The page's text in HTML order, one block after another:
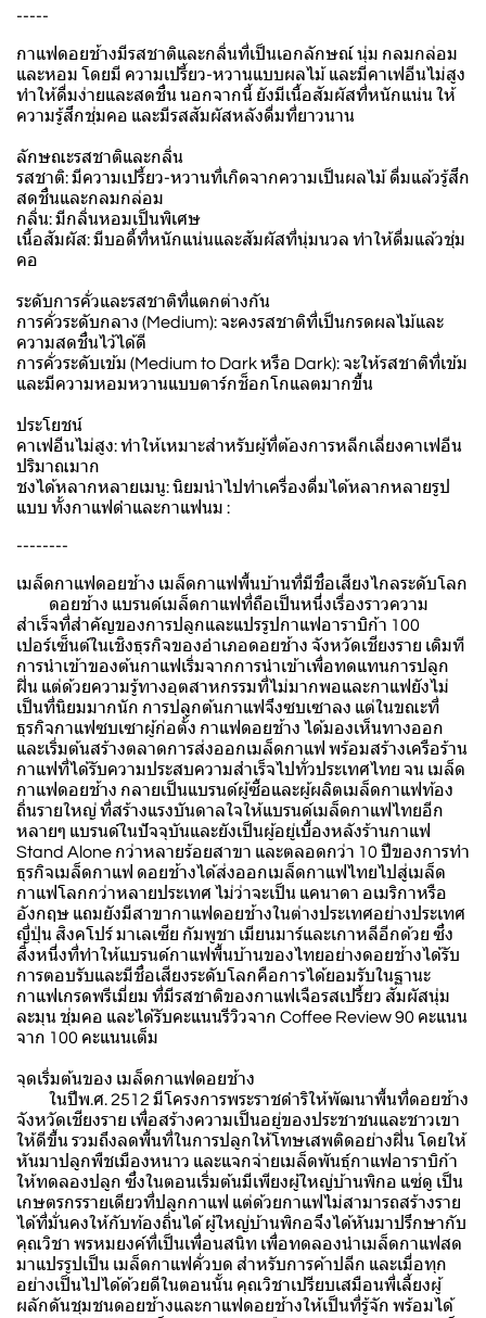
-----
กาแฟดอยช้างมีรสชาติและกลิ่นที่เป็นเอกลักษณ์ นุ่ม กลมกล่อม
และหอม โดยมี ความเปรี้ยว-หวานแบบผลไม้ และมีคาเฟอีนไม่สูง
ทำให้ดื่มง่ายและสดชื่น นอกจากนี้ ยังมีเนื้อสัมผัสที่หนักแน่น ให้
ความรู้สึกชุ่มคอ และมีรสสัมผัสหลังดื่มที่ยาวนาน
ลักษณะรสชาติและกลิ่น
รสชาติ: มีความเปรี้ยว-หวานที่เกิดจากความเป็นผลไม้ ดื่มแล้วรู้สึก
สดชื่นและกลมกล่อม
กลิ่น: มีกลิ่นหอมเป็นพิเศษ
เนื้อสัมผัส: มีบอดี้ที่หนักแน่นและสัมผัสที่นุ่มนวล ทำให้ดื่มแล้วชุ่ม
คอ
ระดับการคั่วและรสชาติที่แตกต่างกัน
การคั่วระดับกลาง (Medium): จะคงรสชาติที่เป็นกรดผลไม้และ
ความสดชื่นไว้ได้ดี
การคั่วระดับเข้ม (Medium to Dark หรือ Dark): จะให้รสชาติที่เข้ม
และมีความหอมหวานแบบดาร์กช็อกโกแลตมากขึ้น
ประโยชน์
คาเฟอีนไม่สูง: ทำให้เหมาะสำหรับผู้ที่ต้องการหลีกเลี่ยงคาเฟอีน
ปริมาณมาก
ชงได้หลากหลายเมนู: นิยมนำไปทำเครื่องดื่มได้หลากหลายรูป
แบบ ทั้งกาแฟดำและกาแฟนม :
--------
เมล็ดกาแฟดอยช้าง เมล็ดกาแฟพื้นบ้านที่มีชื่อเสียงไกลระดับโลก
ดอยช้าง แบรนด์เมล็ดกาแฟที่ถือเป็นหนึ่งเรื่องราวความ
สำเร็จที่สำคัญของการปลูกและแปรรูปกาแฟอาราบิก้า 100
เปอร์เซ็นต์ในเชิงธุรกิจของอำเภอดอยช้าง จังหวัดเชียงราย เดิมที
การนำเข้าของต้นกาแฟเริ่มจากการนำเข้าเพื่อทดแทนการปลูก
ฝิ่น แต่ด้วยความรู้ทางอุตสาหกรรมที่ไม่มากพอและกาแฟยังไม่
เป็นที่นิยมมากนัก การปลูกต้นกาแฟจึงซบเซาลง แต่ในขณะที่
ธุรกิจกาแฟซบเซาผู้ก่อตั้ง กาแฟดอยช้าง ได้มองเห็นทางออก
และเริ่มต้นสร้างตลาดการส่งออกเมล็ดกาแฟ พร้อมสร้างเครือร้าน
กาแฟที่ได้รับความประสบความสำเร็จไปทั่วประเทศไทย จน เมล็ด
กาแฟดอยช้าง กลายเป็นแบรนด์ผู้ซื้อและผู้ผลิตเมล็ดกาแฟท้อง
ถิ่นรายใหญ่ ที่สร้างแรงบันดาลใจให้แบรนด์เมล็ดกาแฟไทยอีก
หลายๆ แบรนด์ในปัจจุบันและยังเป็นผู้อยู่เบื้องหลังร้านกาแฟ
Stand Alone กว่าหลายร้อยสาขา และตลอดกว่า 10 ปีของการทำ
ธุรกิจเมล็ดกาแฟ ดอยช้างได้ส่งออกเมล็ดกาแฟไทยไปสู่เมล็ด
กาแฟโลกกว่าหลายประเทศ ไม่ว่าจะเป็น แคนาดา อเมริกาหรือ
อังกฤษ แถมยังมีสาขากาแฟดอยช้างในต่างประเทศอย่างประเทศ
ญี่ปุ่น สิงคโปร์ มาเลเซีย กัมพูชา เมียนมาร์และเกาหลีอีกด้วย ซึ่ง
สิ่งหนึ่งที่ทำให้แบรนด์กาแฟพื้นบ้านของไทยอย่างดอยช้างได้รับ
การตอบรับและมีชื่อเสียงระดับโลกคือการได้ยอมรับในฐานะ
กาแฟเกรดพรีเมี่ยม ที่มีรสชาติของกาแฟเจือรสเปรี้ยว สัมผัสนุ่ม
ละมุน ชุ่มคอ และได้รับคะแนนรีวิวจาก Coffee Review 90 คะแนน
จาก 100 คะแนนเต็ม
จุดเริ่มต้นของ เมล็ดกาแฟดอยช้าง
ในปีพ.ศ. 2512 มีโครงการพระราชดำริให้พัฒนาพื้นที่ดอยช้าง
จังหวัดเชียงราย เพื่อสร้างความเป็นอยู่ของประชาชนและชาวเขา
ให้ดีขึ้น รวมถึงลดพื้นที่ในการปลูกให้โทษเสพติดอย่างฝิ่น โดยให้
หันมาปลูกพืชเมืองหนาว และแจกจ่ายเมล็ดพันธุ์กาแฟอาราบิก้า
ให้ทดลองปลูก ซึ่งในตอนเริ่มต้นมีเพียงผู้ใหญ่บ้านพิกอ แซ่ดู เป็น
เกษตรกรรายเดียวที่ปลูกกาแฟ แต่ด้วยกาแฟไม่สามารถสร้างราย
ได้ที่มั่นคงให้กับท้องถิ่นได้ ผู้ใหญ่บ้านพิกอจึงได้หันมาปรึกษากับ
คุณวิชา พรหมยงค์ที่เป็นเพื่อนสนิท เพื่อทดลองนำเมล็ดกาแฟสด
มาแปรรูปเป็น เมล็ดกาแฟคั่วบด สำหรับการค้าปลีก และเมื่อทุก
อย่างเป็นไปได้ด้วยดีในตอนนั้น คุณวิชาเปรียบเสมือนพี่เลี้ยงผู้
ผลักดันชุมชนดอยช้างและกาแฟดอยช้างให้เป็นที่รู้จัก พร้อมได้